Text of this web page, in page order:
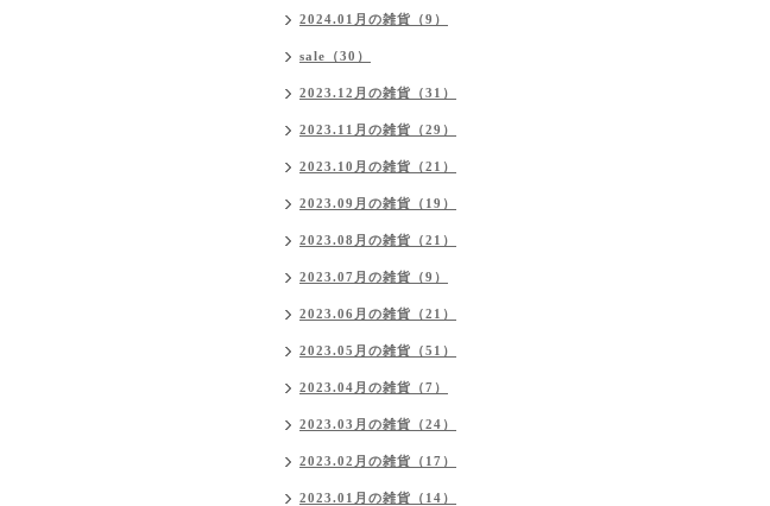
2024.01月の雑貨（9）
sale（30）
2023.12月の雑貨（31）
2023.11月の雑貨（29）
2023.10月の雑貨（21）
2023.09月の雑貨（19）
2023.08月の雑貨（21）
2023.07月の雑貨（9）
2023.06月の雑貨（21）
2023.05月の雑貨（51）
2023.04月の雑貨（7）
2023.03月の雑貨（24）
2023.02月の雑貨（17）
2023.01月の雑貨（14）